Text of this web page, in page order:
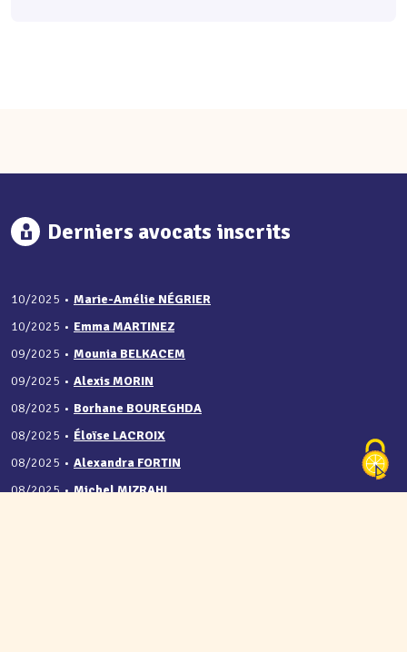
Derniers avocats inscrits
10/2025 • Marie-Amélie NÉGRIER
10/2025 • Emma MARTINEZ
09/2025 • Mounia BELKACEM
09/2025 • Alexis MORIN
08/2025 • Borhane BOUREGHDA
08/2025 • Éloïse LACROIX
08/2025 • Alexandra FORTIN
08/2025 • Michel MIZRAHI